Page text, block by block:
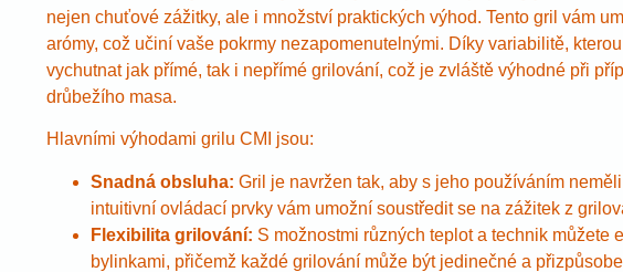
nejen chuťové zážitky, ale i množství praktických výhod. Tento gril vám
arómy, což učiní vaše pokrmy nezapomenutelnými. Díky variabilitě,
vychutnat jak přímé, tak i nepřímé grilování, což je zvláště výhodné při
drůbežího masa.
Hlavními výhodami grilu CMI jsou:
Snadná obsluha: Gril je navržen tak, aby s jeho používáním
intuitivní ovládací prvky vám umožní soustředit se na zážitek z
Flexibilita grilování: S možnostmi různých teplot a technik můžete
bylinkami, přičemž každé grilování může být jedinečné a